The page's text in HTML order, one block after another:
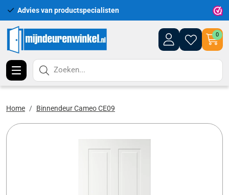
Advies van productspecialisten
0
Zoeken...
Home Binnendeur Cameo CE09